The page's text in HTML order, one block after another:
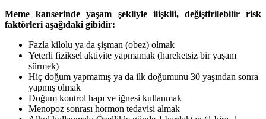
Meme kanserinde yaşam şekliyle ilişkili, değiştirilebilir risk
faktörleri aşağıdaki gibidir:
Fazla kilolu ya da şişman (obez) olmak
Yeterli fiziksel aktivite yapmamak (hareketsiz bir yaşam
sürmek)
Hiç doğum yapmamış ya da ilk doğumunu 30 yaşından sonra
yapmış olmak
Doğum kontrol hapı ve iğnesi kullanmak
Menopoz sonrası hormon tedavisi almak